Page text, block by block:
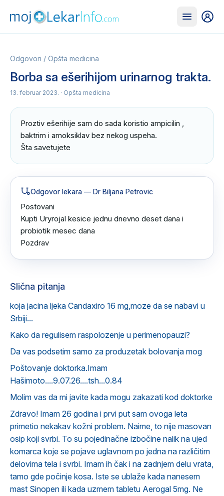
Odgovori / Opšta medicina
Borba sa ešerihijom urinarnog trakta.
13. februar 2023. · Opšta medicina
Proztiv ešerihije sam do sada koristio ampicilin ,
baktrim i amoksiklav bez nekog uspeha.
Šta savetujete
Odgovor lekara — Dr Biljana Petrovic
Postovani
Kupti Uryrojal kesice jednu dnevno deset dana i
probiotik mesec dana
Pozdrav
Slična pitanja
koja jacina ljeka Candaxiro 16 mg,moze da se nabavi u
Srbiji...
Kako da regulisem raspolozenje u perimenopauzi?
Da vas podsetim samo za produzetak bolovanja mog
Poštovanje doktorka.Imam
Hašimoto....9.07.26....tsh...0.84
Molim vas da mi javite kada mogu zakazati kod doktorke
Zdravo! Imam 26 godina i prvi put sam ovoga leta
primetio nekakav kožni problem. Naime, to nije masovan
osip koji svrbi. To su pojedinačne izbočine nalik na ujed
komarca koje se pojave uglavnom po jedna na različitim
delovima tela i svrbi. Imam ih čak i na zadnjem delu vrata,
tamo gde počinje kosa. Iste se ublaže kada nanesem
mast Sinopen ili kada uzmem tabletu Aerogal 5mg. Ne